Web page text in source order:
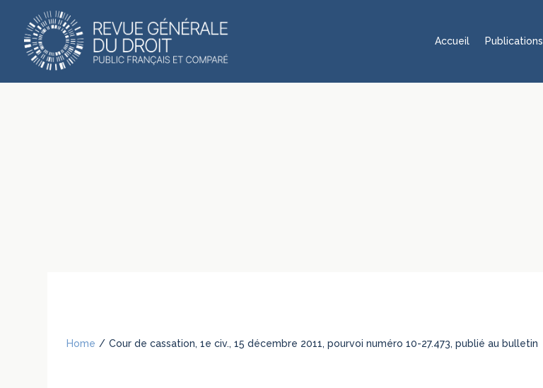
Accueil Publications
Home / Cour de cassation, 1e civ., 15 décembre 2011, pourvoi numéro 10-27.473, publié au bulletin